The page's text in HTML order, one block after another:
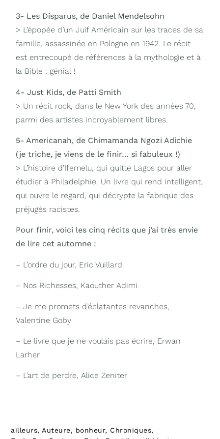
3- Les Disparus, de Daniel Mendelsohn
> L’épopée d’un Juif Américain sur les traces de sa
famille, assassinée en Pologne en 1942. Le récit
est entrecoupé de références à la mythologie et à
la Bible : génial !
4- Just Kids, de Patti Smith
> Un récit rock, dans le New York des années 70,
parmi des artistes incroyablement libres.
5- Americanah, de Chimamanda Ngozi Adichie
(je triche, je viens de le finir… si fabuleux !)
> L’histoire d’Ifemelu, qui quitte Lagos pour aller
étudier à Philadelphie. Un livre qui rend intelligent,
qui ouvre le regard, qui décrypte la fabrique des
préjugés racistes.
Pour finir, voici les cinq récits que j’ai très envie
de lire cet automne :
– L’ordre du jour, Eric Vuillard
– Nos Richesses, Kaouther Adimi
– Je me promets d’éclatantes revanches,
Valentine Goby
– Le livre que je ne voulais pas écrire, Erwan
Larher
– L’art de perdre, Alice Zeniter
ailleurs, Auteure, bonheur, Chroniques,